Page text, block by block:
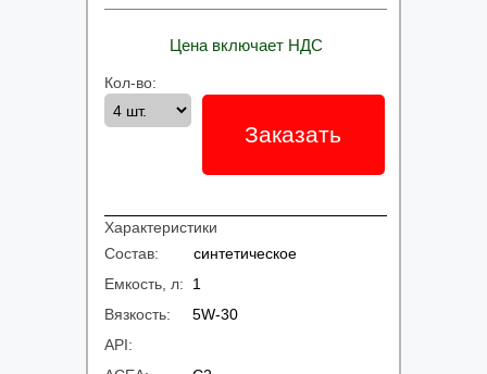
Цена включает НДС
Кол-во:
Заказать
Характеристики
Состав: синтетическое
Емкость, л: 1
Вязкость: 5W-30
API: